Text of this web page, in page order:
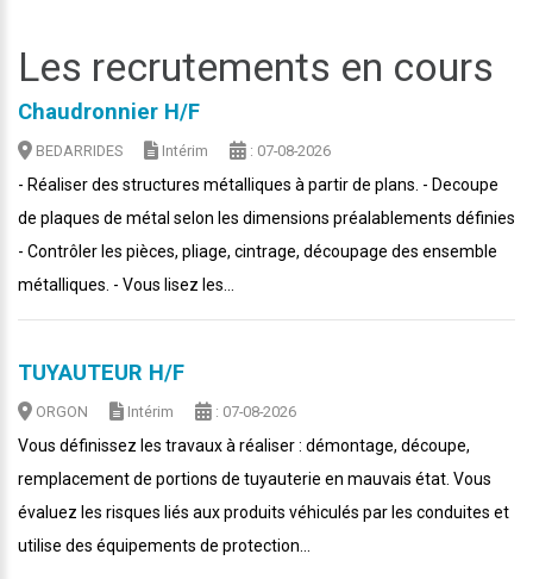
Les recrutements en cours
Chaudronnier H/F
BEDARRIDES Intérim : 07-08-2026
- Réaliser des structures métalliques à partir de plans. - Decoupe
de plaques de métal selon les dimensions préalablements définies
- Contrôler les pièces, pliage, cintrage, découpage des ensemble
métalliques. - Vous lisez les...
TUYAUTEUR H/F
ORGON Intérim : 07-08-2026
Vous définissez les travaux à réaliser : démontage, découpe,
remplacement de portions de tuyauterie en mauvais état. Vous
évaluez les risques liés aux produits véhiculés par les conduites et
utilise des équipements de protection...